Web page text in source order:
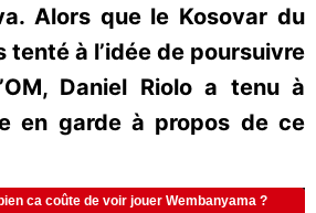
Alors que le Kosovar du
tenté à l’idée de poursuivre
Daniel Riolo a tenu à
en garde à propos de ce